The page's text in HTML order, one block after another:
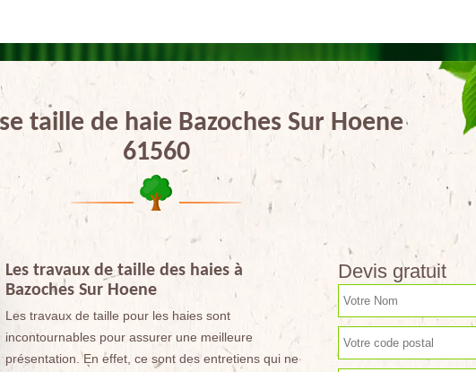
taille de haie Bazoches Sur Hoene
61560
Les travaux de taille des haies à
Bazoches Sur Hoene
Les travaux de taille pour les haies sont
incontournables pour assurer une meilleure
présentation. En effet, ce sont des entretiens qui ne
Devis gratuit